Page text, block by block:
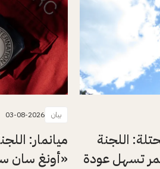
اللجنة
تسهل عودة
بيان 03-08-2026
ميانمار:
«أونغ سان